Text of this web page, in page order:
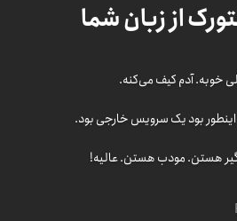
از زبان شما
خوبه. آدم کیف می‌کنه.
بود یک سرویس خارجی بود.
هستن. مودب هستن. عالیه!